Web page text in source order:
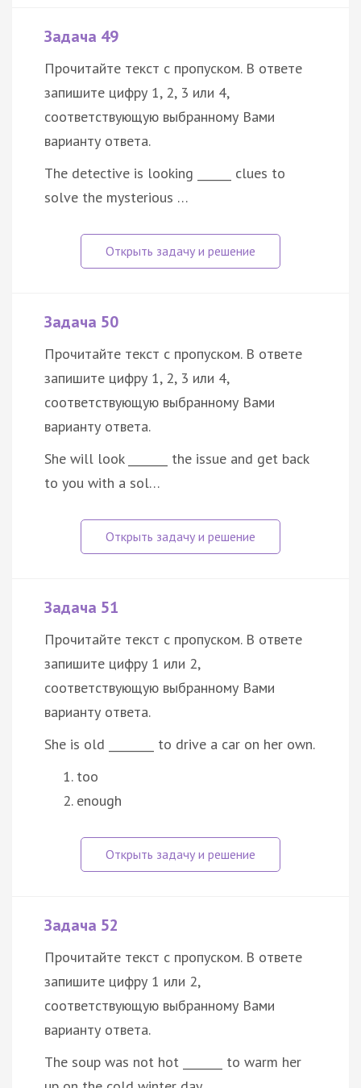
Задача 49
Прочитайте текст с пропуском. В ответе
запишите цифру 1, 2, 3 или 4,
соответствующую выбранному Вами
варианту ответа.
The detective is looking ______ clues to
solve the mysterious …
Задача 50
Прочитайте текст с пропуском. В ответе
запишите цифру 1, 2, 3 или 4,
соответствующую выбранному Вами
варианту ответа.
She will look _______ the issue and get back
to you with a sol…
Задача 51
Прочитайте текст с пропуском. В ответе
запишите цифру 1 или 2,
соответствующую выбранному Вами
варианту ответа.
She is old ________ to drive a car on her own.
too
enough
Задача 52
Прочитайте текст с пропуском. В ответе
запишите цифру 1 или 2,
соответствующую выбранному Вами
варианту ответа.
The soup was not hot _______ to warm her